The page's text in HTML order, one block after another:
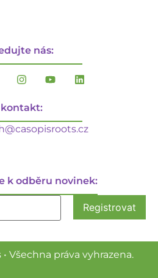
nás:
kontakt:
k odběru novinek:
Všechna práva vyhrazena.